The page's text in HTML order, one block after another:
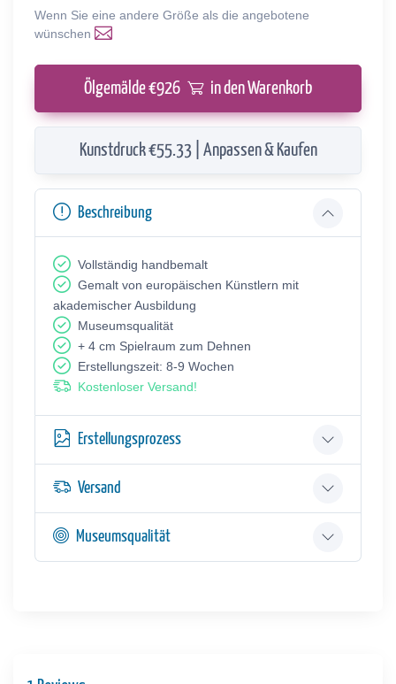
Wenn Sie eine andere Größe als die angebotene
wünschen
Ölgemälde €926 in den Warenkorb
Kunstdruck €55.33 | Anpassen & Kaufen
Beschreibung
Vollständig handbemalt
Gemalt von europäischen Künstlern mit
akademischer Ausbildung
Museumsqualität
+ 4 cm Spielraum zum Dehnen
Erstellungszeit: 8-9 Wochen
Kostenloser Versand!
Erstellungsprozess
Versand
Museumsqualität